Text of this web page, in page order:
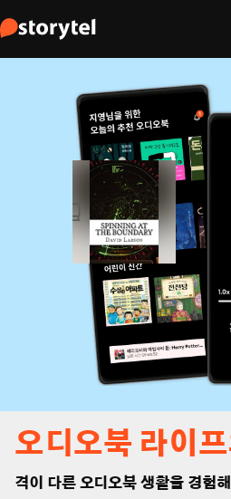
오디오북 라이
격이 다른 오디오북 생활을 경험